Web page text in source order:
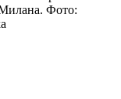
Фото: